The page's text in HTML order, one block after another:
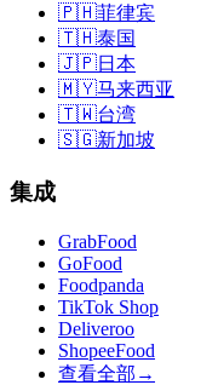
🇵🇭菲律宾
🇹🇭泰国
🇯🇵日本
🇲🇾马来西亚
🇹🇼台湾
🇸🇬新加坡
集成
GrabFood
GoFood
Foodpanda
TikTok Shop
Deliveroo
ShopeeFood
查看全部 →